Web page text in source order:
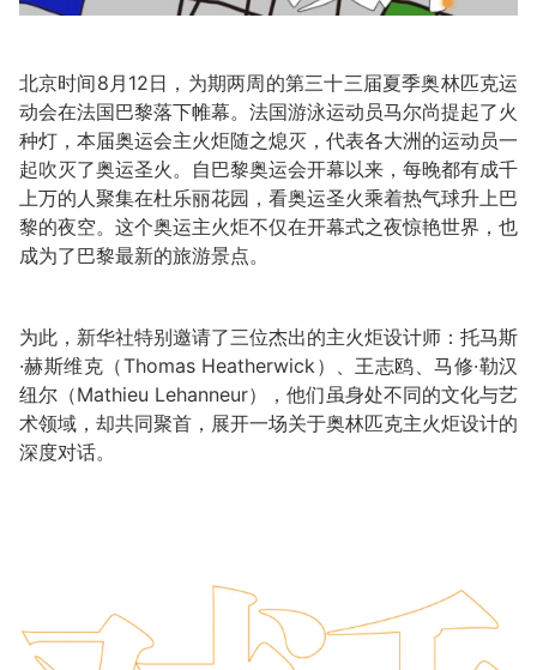
北京时间8月12日，为期两周的第三十三届夏季奥林匹克运
动会在法国巴黎落下帷幕。法国游泳运动员马尔尚提起了火
种灯，本届奥运会主火炬随之熄灭，代表各大洲的运动员一
起吹灭了奥运圣火。自巴黎奥运会开幕以来，每晚都有成千
上万的人聚集在杜乐丽花园，看奥运圣火乘着热气球升上巴
黎的夜空。这个奥运主火炬不仅在开幕式之夜惊艳世界，也
成为了巴黎最新的旅游景点。
为此，新华社特别邀请了三位杰出的主火炬设计师：托马斯
·赫斯维克（Thomas Heatherwick）、王志鸥、马修·勒汉
纽尔（Mathieu Lehanneur），他们虽身处不同的文化与艺
术领域，却共同聚首，展开一场关于奥林匹克主火炬设计的
深度对话。